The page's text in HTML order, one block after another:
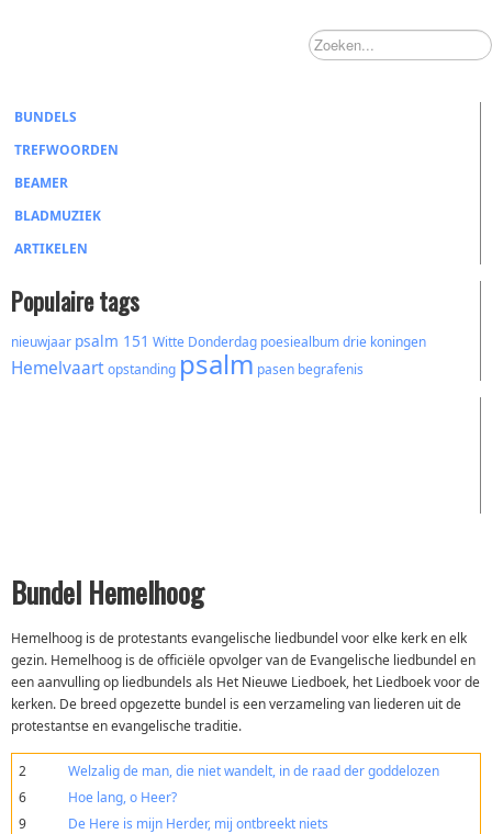
BUNDELS
TREFWOORDEN
BEAMER
BLADMUZIEK
ARTIKELEN
Populaire tags
nieuwjaar psalm 151 Witte Donderdag poesiealbumdrie koningen
Hemelvaartopstanding psalm pasen begrafenis
Bundel Hemelhoog
Hemelhoog is de protestants evangelische liedbundel voor elke kerk en elk
gezin. Hemelhoog is de officiële opvolger van de Evangelische liedbundel en
een aanvulling op liedbundels als Het Nieuwe Liedboek, het Liedboek voor de
kerken. De breed opgezette bundel is een verzameling van liederen uit de
protestantse en evangelische traditie.
2
Welzalig de man, die niet wandelt, in de raad der goddelozen
6
Hoe lang, o Heer?
9
De Here is mijn Herder, mij ontbreekt niets